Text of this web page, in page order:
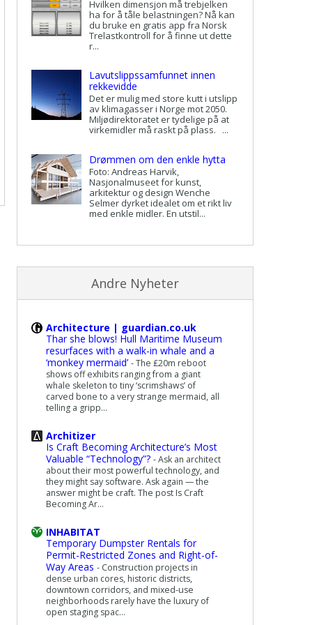
Hvilken dimensjon må trebjelken
ha for å tåle belastningen? Nå kan
du bruke en gratis app fra Norsk
Trelastkontroll for å finne ut dette
r...
Lavutslippssamfunnet innen
rekkevidde
Det er mulig med store kutt i utslipp
av klimagasser i Norge mot 2050.
Miljødirektoratet er tydelige på at
virkemidler må raskt på plass. ...
Drømmen om den enkle hytta
Foto: Andreas Harvik,
Nasjonalmuseet for kunst,
arkitektur og design Wenche
Selmer dyrket idealet om et rikt liv
med enkle midler. En utstil...
Andre Nyheter
Architecture | guardian.co.uk
Thar she blows! Hull Maritime Museum
resurfaces with a walk-in whale and a
‘monkey mermaid’ -The £20m reboot
shows off exhibits ranging from a giant
whale skeleton to tiny ‘scrimshaws’ of
carved bone to a very strange mermaid, all
telling a gripp...
Architizer
Is Craft Becoming Architecture’s Most
Valuable “Technology”? -Ask an architect
about their most powerful technology, and
they might say software. Ask again — the
answer might be craft. The post Is Craft
Becoming Ar...
INHABITAT
Temporary Dumpster Rentals for
Permit-Restricted Zones and Right-of-
Way Areas - Construction projects in
dense urban cores, historic districts,
downtown corridors, and mixed-use
neighborhoods rarely have the luxury of
open staging spac...